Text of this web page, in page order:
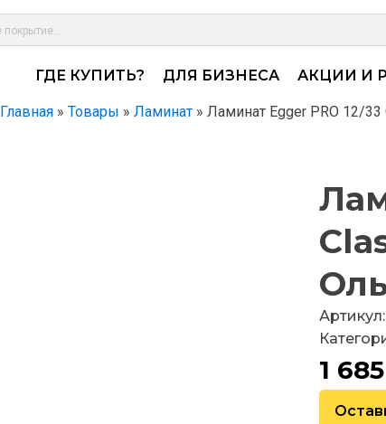
ГДЕ КУПИТЬ? ДЛЯ БИЗНЕСА АКЦИИ И
Главная» Товары » Ламинат» Ламинат Egger PRO 12/
Артикул:
1 685